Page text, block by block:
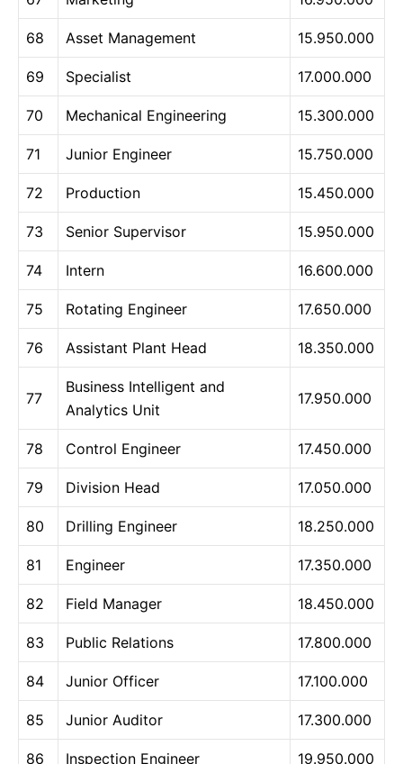
68 Asset Management 15.950.000
69 Specialist 17.000.000
70 Mechanical Engineering 15.300.000
71 Junior Engineer 15.750.000
72 Production 15.450.000
73 Senior Supervisor 15.950.000
74 Intern 16.600.000
75 Rotating Engineer 17.650.000
76 Assistant Plant Head 18.350.000
77
Business Intelligent and
Analytics Unit
17.950.000
78 Control Engineer 17.450.000
79 Division Head 17.050.000
80 Drilling Engineer 18.250.000
81 Engineer 17.350.000
82 Field Manager 18.450.000
83 Public Relations 17.800.000
84 Junior Officer 17.100.000
85 Junior Auditor 17.300.000
86 Inspection Engineer 19.950.000